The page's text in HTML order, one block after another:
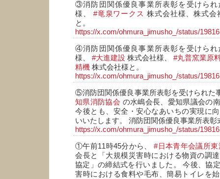
③消防団関係優良事業所表彰を受けら
様、 #竜泉ワークス 株式会社様、株式
と。
https://x.com/ohmura_jimusho_/status/
④消防団関係優良事業所表彰を受けら
様、 #大進建設 株式会社様、 #丸普窯業原
精機 株式会社様と。
https://x.com/ohmura_jimusho_/status/
⑤消防団関係優良事業所表彰を受けられた
知県消防協会 の水嶋会長、愛知県議会の
今後とも、安全・安心なあいちの実現に
いいたします。 消防団関係優良事業所表彰
https://x.com/ohmura_jimusho_/status/
①午前11時45分から、#日本青年会議所
会長と「大規模災害時における物資の調
協定」の締結式を行いました。 今後、協
害時における食料や毛布、簡易トイレを